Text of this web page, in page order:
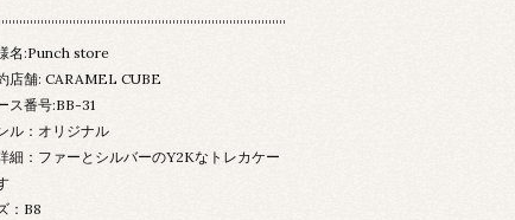
名:Punch store
店舗: CARAMEL CUBE
ス番号:BB-31
ル：オリジナル
細：ファーとシルバーのY2Kなトレカケー
：B8